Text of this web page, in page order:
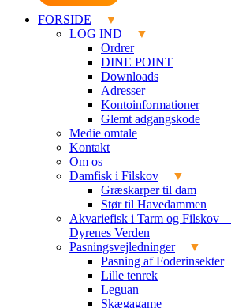
FORSIDE
LOG IND
Ordrer
DINE POINT
Downloads
Adresser
Kontoinformationer
Glemt adgangskode
Medie omtale
Kontakt
Om os
Damfisk i Filskov
Græskarper til dam
Stør til Havedammen
Akvariefisk i Tarm og Filskov –
Dyrenes Verden
Pasningsvejledninger
Pasning af Foderinsekter
Lille tenrek
Leguan
Skægagame